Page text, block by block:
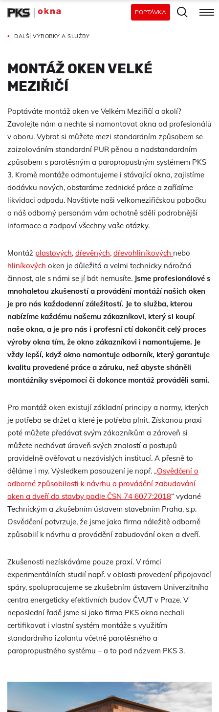
POPTÁVKA
DALŠÍ VÝROBKY A SLUŽBY
MONTÁŽ OKEN VELKÉ
MEZIŘIČÍ
Poptáváte montáž oken ve Velkém Meziřičí a okolí?
Zavolejte nám a nechte si namontovat okna od profesionálů
v oboru. Vybrat si můžete mezi standardním způsobem se
zaizolováním standardní PUR pěnou a nadstandardním
způsobem s parotěsným a paropropustným systémem PKS
3. Kromě montáže odmontujeme i stávající okna, zajistíme
dodávku nových, obstaráme zednické práce a zařídíme
likvidaci odpadu. Navštivte naši velkomeziřičskou pobočku
a náš odborný personám vám ochotně sdělí podrobnější
informace a zodpoví všechny vaše otázky.
Montáž plastových, dřevěných, dřevohliníkových nebo
hliníkových oken je důležitá a velmi technicky náročná
činnost, ale s námi se jí bát nemusíte. Jsme profesionálové s
mnohaletou zkušeností a provádění montáží našich oken
je pro nás každodenní záležitostí. Je to služba, kterou
nabízíme každému našemu zákazníkovi, který si koupí
naše okna, a je pro nás i profesní ctí dokončit celý proces
výroby okna tím, že okno zákazníkovi i namontujeme. Je
vždy lepší, když okno namontuje odborník, který garantuje
kvalitu provedené práce a záruku, než abyste sháněli
montážníky svépomocí či dokonce montáž prováděli sami.
Pro montáž oken existují základní principy a normy, kterých
je potřeba se držet a které je potřeba plnit. Získanou praxi
poté můžete předávat svým zákazníkům a zároveň si
můžete nechávat úroveň svých znalostí a postupů
pravidelně ověřovat u nezávislých institucí. A přesně to
děláme i my. Výsledkem posouzení je např. „Osvědčení o
odborné způsobilosti k návrhu a provádění zabudování
oken a dveří do stavby podle ČSN 74 6077:2018“ vydané
Technickým a zkušebním ústavem stavebním Praha, s.p.
Osvědčení potvrzuje, že jsme jako firma náležitě odborně
způsobilí k návrhu a provádění zabudování oken a dveří.
Zkušenosti nezískáváme pouze praxí. V rámci
experimentálních studií např. v oblasti provedení připojovací
spáry, spolupracujeme se zkušebním ústavem Univerzitního
centra energeticky efektivních budov ČVUT v Praze. V
neposlední řadě jsme si jako firma PKS okna nechali
certifikovat i vlastní systém montáže s využitím
standardního izolantu včetně parotěsného a
paropropustného systému – a to pod názvem PKS 3.